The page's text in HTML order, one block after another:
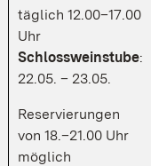
täglich 12.00–17.00
Uhr
Schlossweinstube:
22.05. – 23.05.
Reservierungen
von 18.–21.00 Uhr
möglich